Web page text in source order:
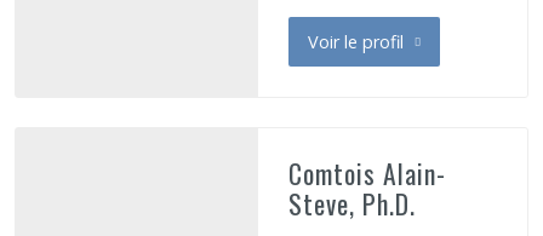
Voir le profil
de Chénier Félix
Comtois Alain-
Steve, Ph.D.